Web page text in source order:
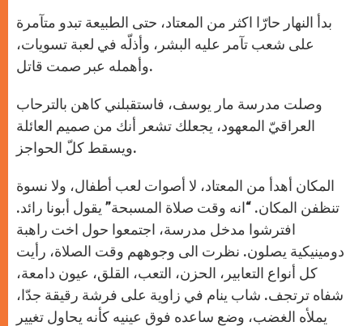
بدأ النهار حارّا اكثر من المعتاد، حتى الطبيعة تبدو متآمرة
على شعب تآمر عليه البشر، وأذلّه في لعبة تسويات،
وأهمله عبر صمت قاتل.
وصلت مدرسة مار يوسف، فاستقبلني كاهن بالترحاب
العراقيّ المعهود، يجعلك تشعر أنك من صميم العائلة
ويسقط كلّ الحواجز.
المكان أهدأ من المعتاد، لا أصوات لعب أطفال، ولا نسوة
تنظفن المكان. “انه وقت صلاة المسبحة” يقول أبونا رائد.
افترشوا مدخل مدرسة، اجتمعوا حول اخت راهبة
دومينيكية يصلون. نظرت الى وجوههم وقت الصلاة، رأيت
كل أنواع التعابير، الحزن، التعب، القلق، عيون دامعة،
شفاه ترتجف. شاب ينام في زاوية على فرشة رقيقة جدّا،
يملأه الغضب، وضع ساعده فوق عينيه كأنه يحاول تغيير